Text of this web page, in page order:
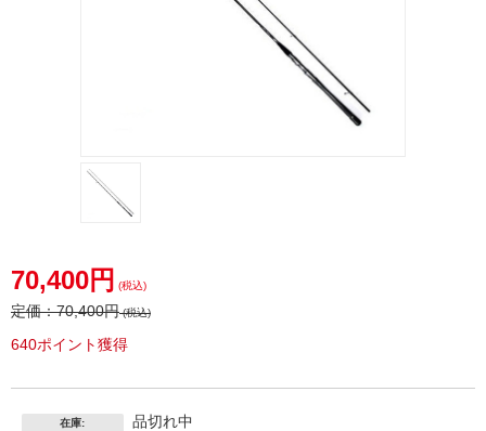
70,400円 (税込)
定価：70,400円(税込)
640ポイント獲得
在庫: 品切れ中